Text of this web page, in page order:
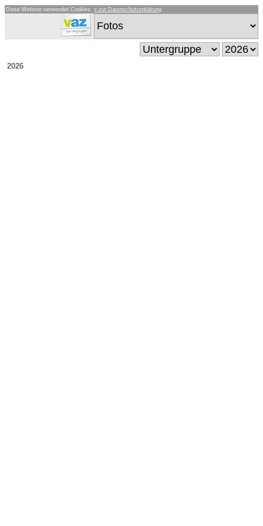
Diese Website verwendet Cookies. » zur Datenschutzerklärung
2026